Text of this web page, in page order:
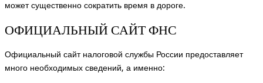
может существенно сократить время в дороге.
ОФИЦИАЛЬНЫЙ САЙТ ФНС
Официальный сайт налоговой службы России предоставляет
много необходимых сведений, а именно: